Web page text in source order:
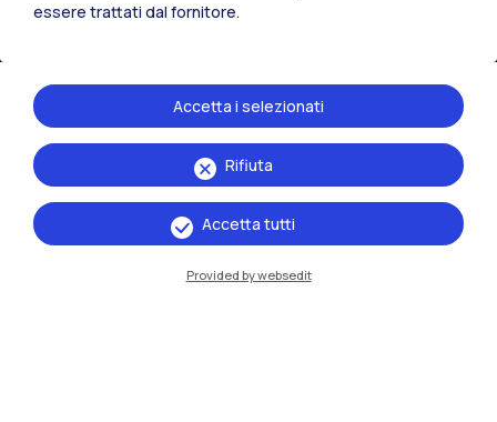
essere trattati dal fornitore.
Rifiuta
Accetta i selezionati
Accetta tutti
Provided by websedit